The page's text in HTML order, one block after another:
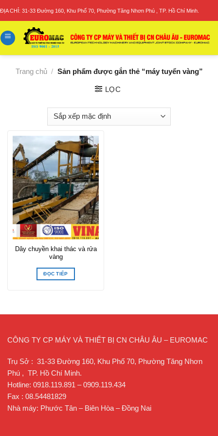
ĐỊA CHỈ: 31-33 Đường 160, Khu Phố 70, Phường Tăng Nhơn Phú , TP. Hồ Chí Minh.
Trang chủ / Sản phẩm được gắn thẻ “máy tuyển vàng”
LỌC
Dây chuyền khai thác và rửa
vàng
ĐỌC TIẾP
CÔNG TY CP MÁY VÀ THIẾT BỊ CN CHÂU ÂU – EUROMAC
Trụ Sở : 31-33 Đường 160, Khu Phố 70, Phường Tăng Nhơn
Phú , TP. Hồ Chí Minh.
Hotline: 0918.119.891 – 0909.119.434
Fax : 08.54481829
Nhà máy: Phước Tân – Biên Hòa – Đồng Nai